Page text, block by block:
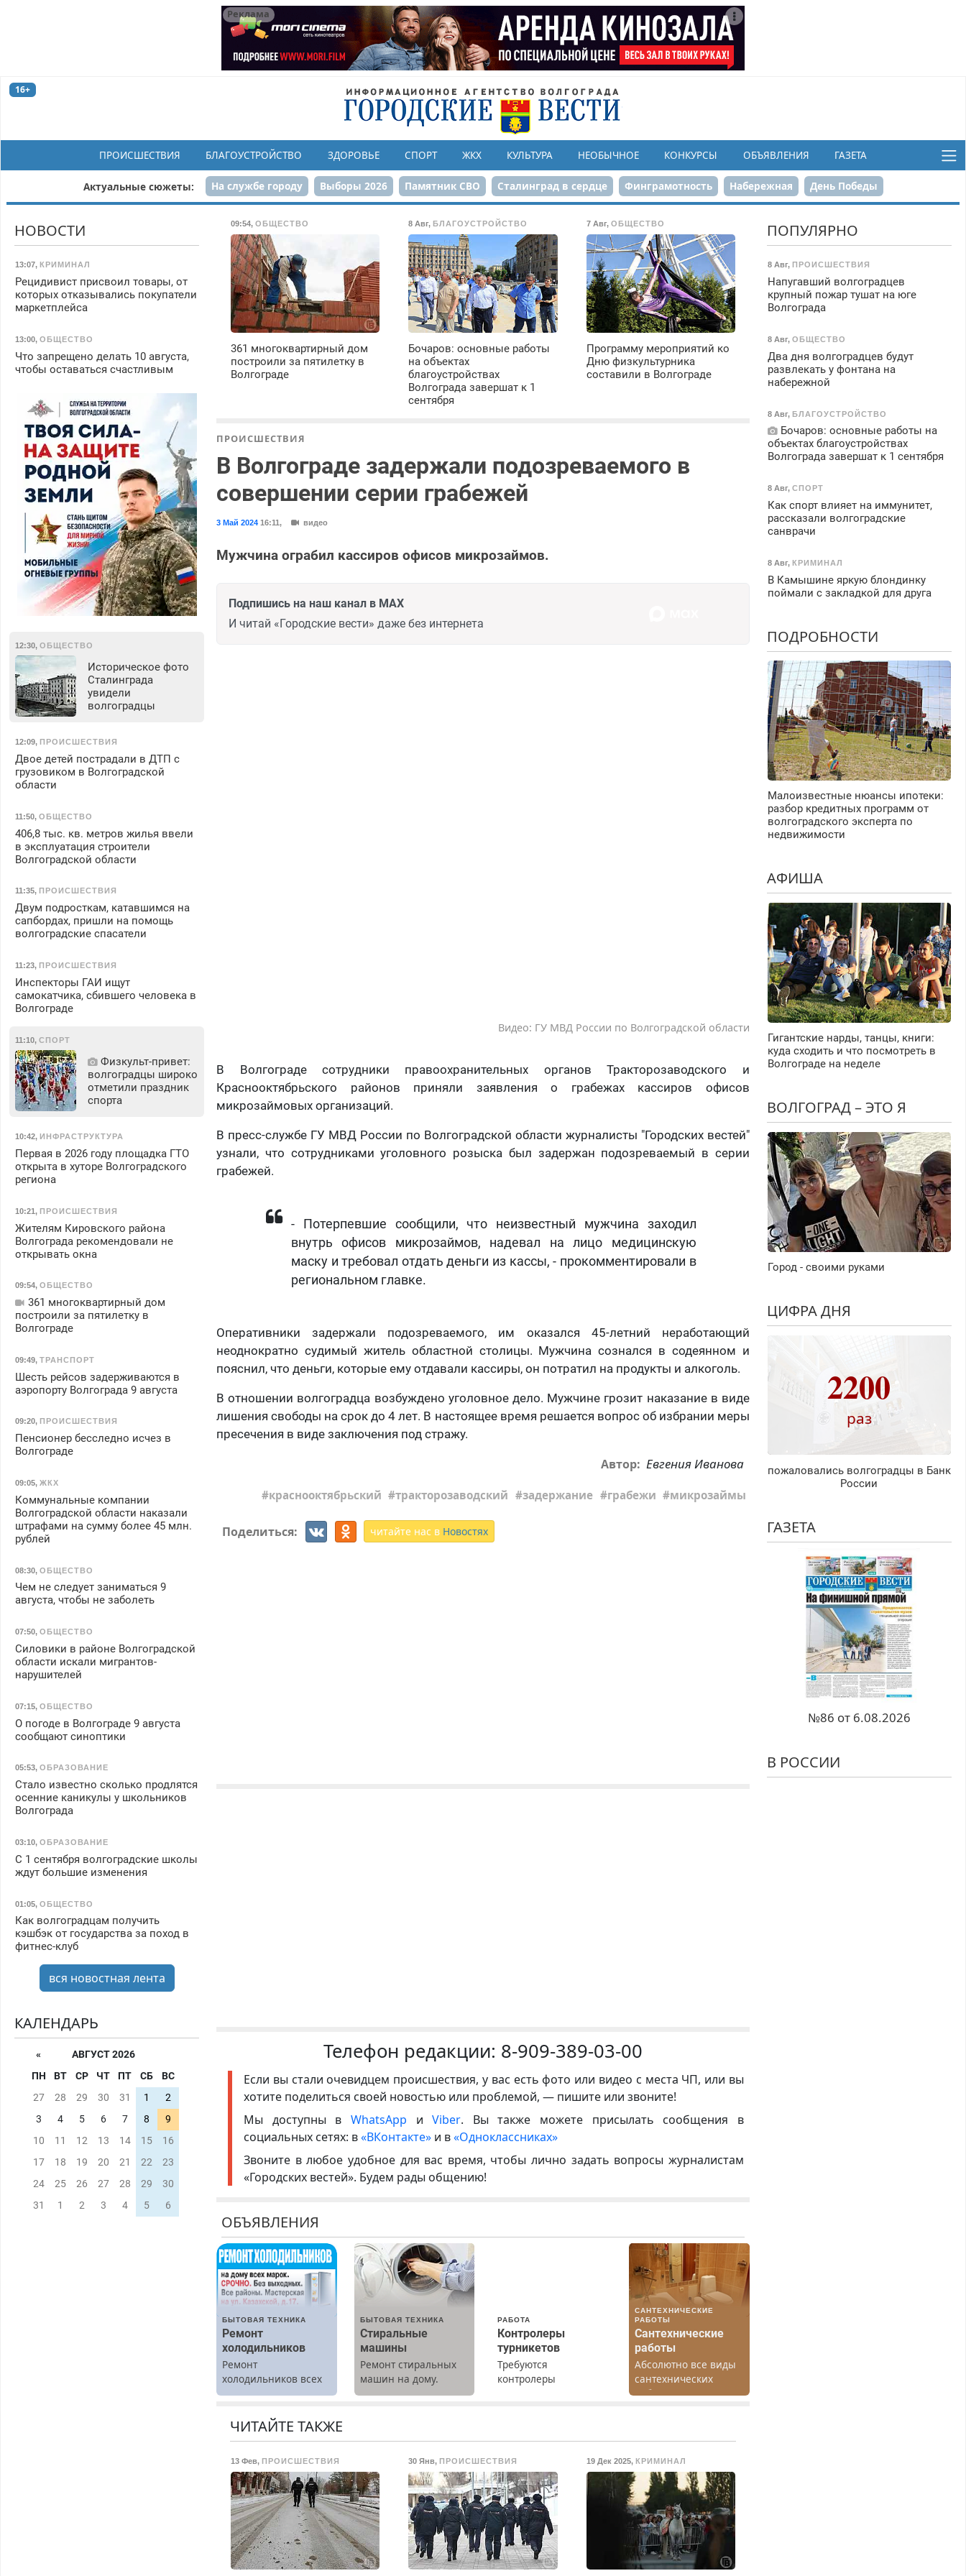
Реклама
16+
ПРОИСШЕСТВИЯ БЛАГОУСТРОЙСТВО ЗДОРОВЬЕ СПОРТ ЖКХ КУЛЬТУРА НЕОБЫЧНОЕ КОНКУРСЫ ОБЪЯВЛЕНИЯ ГАЗЕТА
Актуальные сюжеты: На службе городу Выборы 2026 Памятник СВО Сталинград в сердце Финграмотность Набережная День Победы
Реконструкция ЦПКиО 80-летие Победы Парк Героев-летчиков
09:54,ОБЩЕСТВО
361 многоквартирный дом
построили за пятилетку в
Волгограде
8 Авг, БЛАГОУСТРОЙСТВО
Бочаров: основные работы
на объектах
благоустройствах
Волгограда завершат к 1
сентября
7 Авг, ОБЩЕСТВО
Программу мероприятий ко
Дню физкультурника
составили в Волгограде
ПРОИСШЕСТВИЯ
В Волгограде задержали подозреваемого в
совершении серии грабежей
3 Май 2024 16:11, видео
Мужчина ограбил кассиров офисов микрозаймов.
Подпишись на наш канал в MAX
И читай «Городские вести» даже без интернета
Видео: ГУ МВД России по Волгоградской области
В Волгограде сотрудники правоохранительных органов Тракторозаводского и
Краснооктябрьского районов приняли заявления о грабежах кассиров офисов
микрозаймовых организаций.
В пресс-службе ГУ МВД России по Волгоградской области журналисты "Городских вестей"
узнали, что сотрудниками уголовного розыска был задержан подозреваемый в серии
грабежей.
- Потерпевшие сообщили, что неизвестный мужчина заходил
внутрь офисов микрозаймов, надевал на лицо медицинскую
маску и требовал отдать деньги из кассы, - прокомментировали в
региональном главке.
Оперативники задержали подозреваемого, им оказался 45-летний неработающий
неоднократно судимый житель областной столицы. Мужчина сознался в содеянном и
пояснил, что деньги, которые ему отдавали кассиры, он потратил на продукты и алкоголь.
В отношении волгоградца возбуждено уголовное дело. Мужчине грозит наказание в виде
лишения свободы на срок до 4 лет. В настоящее время решается вопрос об избрании меры
пресечения в виде заключения под стражу.
Автор: Евгения Иванова
краснооктябрьский тракторозаводский задержание грабежи микрозаймы
Поделиться: читайте нас в Новостях
Телефон редакции: 8-909-389-03-00
Если вы стали очевидцем происшествия, у вас есть фото или видео с места ЧП, или вы
хотите поделиться своей новостью или проблемой, — пишите или звоните!
Мы доступны в WhatsApp иViber. Вы также можете присылать сообщения в
социальных сетях: в«ВКонтакте» и в«Одноклассниках»
Звоните в любое удобное для вас время, чтобы лично задать вопросы журналистам
«Городских вестей». Будем рады общению!
ОБЪЯВЛЕНИЯ
БЫТОВАЯ ТЕХНИКА
Ремонт
холодильников
Ремонт
холодильников всех
марок на дому.
БЫТОВАЯ ТЕХНИКА
Стиральные
машины
Ремонт стиральных
машин на дому.
Выезд и диагностика
РАБОТА
Контролеры
турникетов
Требуются
контролеры
ТК РФ. График работы
любой. Бесплатное
проживание. З/п – до
96000 рублей до
вычета налогов.
Ежемесячно
выплачивается
денежная премия.
САНТЕХНИЧЕСКИЕ
РАБОТЫ
Сантехнические
работы
Абсолютно все виды
сантехнических
работ. Быстро.
ЧИТАЙТЕ ТАКЖЕ
13 Фев, ПРОИСШЕСТВИЯ 30 Янв, ПРОИСШЕСТВИЯ 19 Дек 2025, КРИМИНАЛ
НОВОСТИ
13:07, КРИМИНАЛ
Рецидивист присвоил товары, от
которых отказывались покупатели
маркетплейса
13:00, ОБЩЕСТВО
Что запрещено делать 10 августа,
чтобы оставаться счастливым
12:30, ОБЩЕСТВО
Историческое фото
Сталинграда
увидели
волгоградцы
12:09, ПРОИСШЕСТВИЯ
Двое детей пострадали в ДТП с
грузовиком в Волгоградской
области
11:50, ОБЩЕСТВО
406,8 тыс. кв. метров жилья ввели
в эксплуатация строители
Волгоградской области
11:35, ПРОИСШЕСТВИЯ
Двум подросткам, катавшимся на
сапбордах, пришли на помощь
волгоградские спасатели
11:23, ПРОИСШЕСТВИЯ
Инспекторы ГАИ ищут
самокатчика, сбившего человека в
Волгограде
11:10, СПОРТ
Физкульт‑привет:
волгоградцы широко
отметили праздник
спорта
10:42, ИНФРАСТРУКТУРА
Первая в 2026 году площадка ГТО
открыта в хуторе Волгоградского
региона
10:21, ПРОИСШЕСТВИЯ
Жителям Кировского района
Волгограда рекомендовали не
открывать окна
09:54, ОБЩЕСТВО
361 многоквартирный дом
построили за пятилетку в
Волгограде
09:49, ТРАНСПОРТ
Шесть рейсов задерживаются в
аэропорту Волгограда 9 августа
09:20, ПРОИСШЕСТВИЯ
Пенсионер бесследно исчез в
Волгограде
09:05, ЖКХ
Коммунальные компании
Волгоградской области наказали
штрафами на сумму более 45 млн.
рублей
08:30, ОБЩЕСТВО
Чем не следует заниматься 9
августа, чтобы не заболеть
07:50, ОБЩЕСТВО
Силовики в районе Волгоградской
области искали мигрантов-
нарушителей
07:15, ОБЩЕСТВО
О погоде в Волгограде 9 августа
сообщают синоптики
05:53, ОБРАЗОВАНИЕ
Стало известно сколько продлятся
осенние каникулы у школьников
Волгограда
03:10, ОБРАЗОВАНИЕ
С 1 сентября волгоградские школы
ждут большие изменения
01:05, ОБЩЕСТВО
Как волгоградцам получить
кэшбэк от государства за поход в
фитнес-клуб
вся новостная лента
КАЛЕНДАРЬ
«
АВГУСТ 2026
ПН
ВТ СР ЧТ ПТ СБ
ВС
27
28 29 30 31 1
2
3
4 5 6 7 8
9
10
11 12 13 14 15
16
17
18 19 20 21 22
23
24
25 26 27 28 29
30
31
1 2 3 4 5 6
ПОПУЛЯРНО
8 Авг, ПРОИСШЕСТВИЯ
Напугавший волгоградцев
крупный пожар тушат на юге
Волгограда
8 Авг, ОБЩЕСТВО
Два дня волгоградцев будут
развлекать у фонтана на
набережной
8 Авг, БЛАГОУСТРОЙСТВО
Бочаров: основные работы на
объектах благоустройствах
Волгограда завершат к 1 сентября
8 Авг, СПОРТ
Как спорт влияет на иммунитет,
рассказали волгоградские
санврачи
8 Авг, КРИМИНАЛ
В Камышине яркую блондинку
поймали с закладкой для друга
ПОДРОБНОСТИ
Малоизвестные нюансы ипотеки:
разбор кредитных программ от
волгоградского эксперта по
недвижимости
АФИША
Гигантские нарды, танцы, книги:
куда сходить и что посмотреть в
Волгограде на неделе
ВОЛГОГРАД – ЭТО Я
Город - своими руками
ЦИФРА ДНЯ
2200
раз
пожаловались волгоградцы в Банк
России
ГАЗЕТА
№86 от 6.08.2026
В РОССИИ